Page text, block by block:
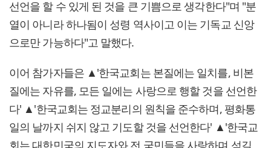
선언을 할 수 있게 된 것을 큰 기쁨으로 생각한다"며 "분
열이 아니라 하나됨이 성령 역사이고 이는 기독교 신앙
으로만 가능하다"고 말했다.
이어 참가자들은 ▲'한국교회는 본질에는 일치를, 비본
질에는 자유를, 모든 일에는 사랑으로 행할 것을 선언한
다' ▲'한국교회는 정교분리의 원칙을 준수하며, 평화통
일의 날까지 쉬지 않고 기도할 것을 선언한다' ▲'한국교
회는 대한민국의 지도자와 전 국민들을 사랑하며 섬길